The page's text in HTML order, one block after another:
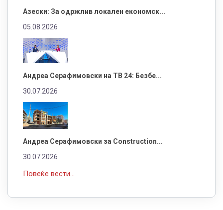
Азески: За одржлив локален економск...
05.08.2026
Андреа Серафимовски на ТВ 24: Безбе...
30.07.2026
Андреа Серафимовски за Construction...
30.07.2026
Повеќе вести...